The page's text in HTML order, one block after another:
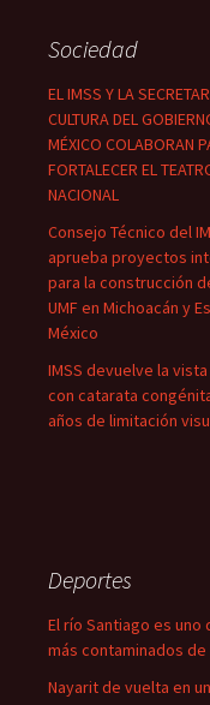
Sociedad
EL IMSS Y LA
CULTURA DEL
MÉXICO COLABORAN
FORTALECER EL
NACIONAL
Consejo Técnico del
aprueba proyectos
para la construcción
UMF en Michoacán y
México
IMSS devuelve la
con catarata
años de limitación
Deportes
El río Santiago es uno
más contaminados de
Nayarit de vuelta en